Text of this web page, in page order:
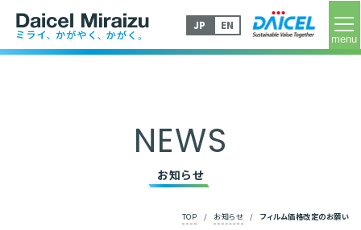
JP EN
NEWS
お知らせ
TOP / お知らせ / フィルム価格改定のお願い